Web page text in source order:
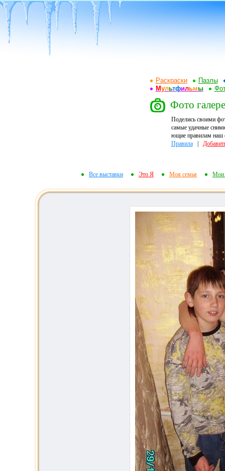
Раскраски
Пазлы
Мультфильмы
Фото
Поделись своими
самые удачные
ющие правилам наш
Правила|
Все выставки Это Я Моя семья Мои